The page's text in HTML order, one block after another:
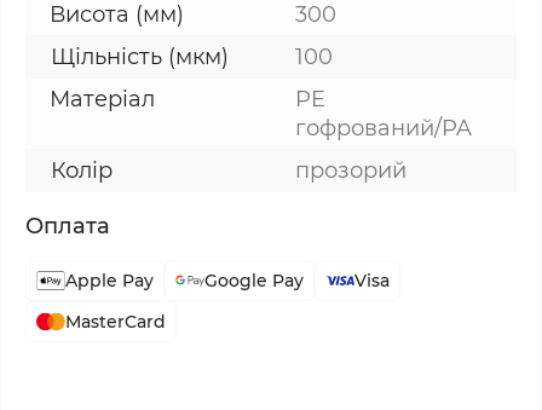
Висота (мм)
300
Щільність (мкм)
100
Матеріал
PE
гофрований/PA
Колір
прозорий
Оплата
Apple Pay Google Pay
Visa
MasterCard